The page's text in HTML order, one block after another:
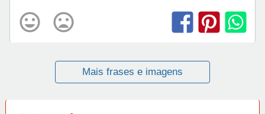
Mais frases e imagens